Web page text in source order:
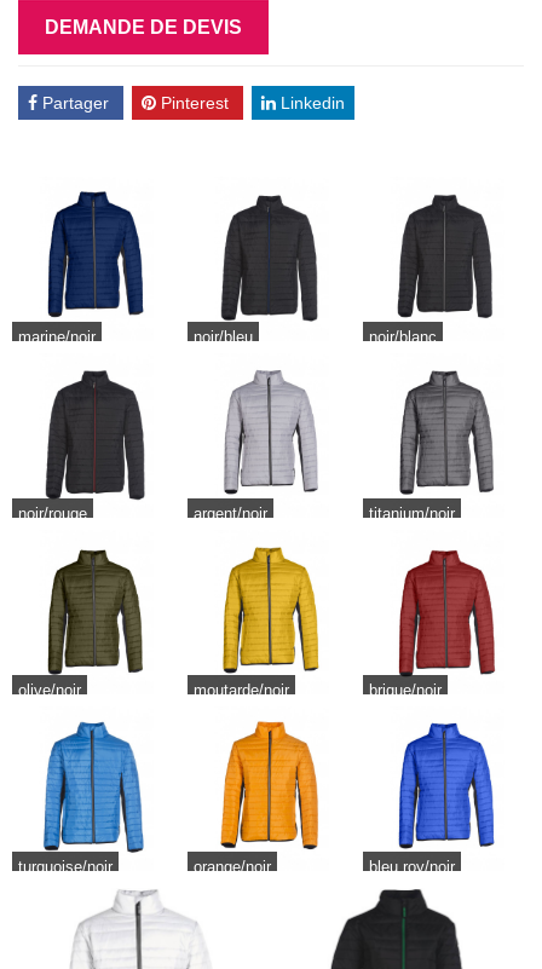
DEMANDE DE DEVIS
Partager Pinterest Linkedin
marine/noir noir/bleu noir/blanc
noir/rouge argent/noir titanium/noir
olive/noir moutarde/noir brique/noir
turquoise/noir orange/noir bleu roy/noir